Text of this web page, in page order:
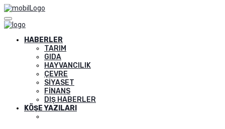
HABERLER
TARIM
GIDA
HAYVANCILIK
ÇEVRE
SIYASET
FINANS
DIŞ HABERLER
KÖŞE YAZILARI